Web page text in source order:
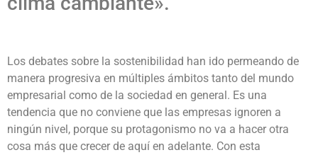
Los debates sobre la sostenibilidad han ido permeando de
manera progresiva en múltiples ámbitos tanto del mundo
empresarial como de la sociedad en general. Es una
tendencia que no conviene que las empresas ignoren a
ningún nivel, porque su protagonismo no va a hacer otra
cosa más que crecer de aquí en adelante. Con esta